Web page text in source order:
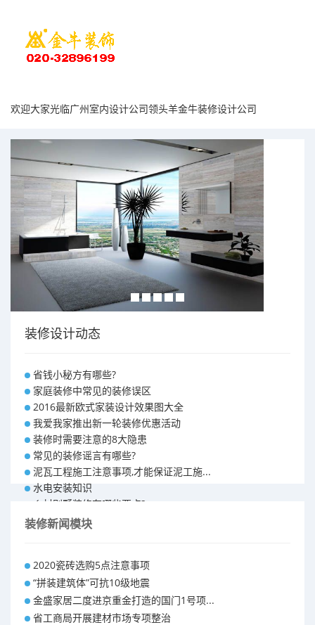
欢迎大家光临广州室内设计公司领头羊金牛装修设计公司
装修设计动态
省钱小秘方有哪些?
家庭装修中常见的装修误区
2016最新欧式家装设计效果图大全
我爱我家推出新一轮装修优惠活动
装修时需要注意的8大隐患
常见的装修谣言有哪些?
泥瓦工程施工注意事项,才能保证泥工施...
水电安装知识
乡村别墅装修有哪些要点?
别墅怎样装修之装修技巧
昆明110平米装修预算 装修报价清单
昆明100平米装修多少钱
装修新闻模块
2020瓷砖选购5点注意事项
“拼装建筑体”可抗10级地震
金盛家居二度进京重金打造的国门1号项...
省工商局开展建材市场专项整治